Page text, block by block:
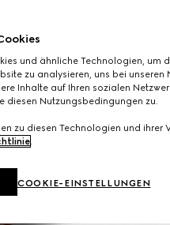
und ähnliche Technologien, um
zu analysieren, uns bei
Inhalte auf Ihren sozialen
diesen Nutzungsbedingungen zu.
zu diesen Technologien und ihrer
.
COOKIE-EINSTELLUNGEN